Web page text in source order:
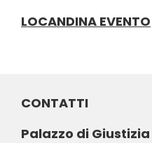
LOCANDINA EVENTO
CONTATTI
Palazzo di